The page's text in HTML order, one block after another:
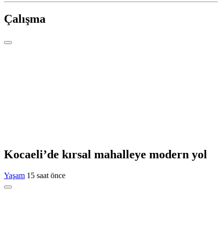
Çalışma
Kocaeli’de kırsal mahalleye modern yol
Yaşam 15 saat önce